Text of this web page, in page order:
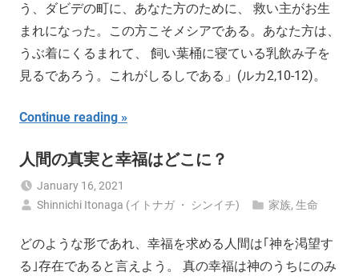
う、ダビデの町に、あなた方のために、 救い主がお生
まれになった。この方こそメシアである。あなた方は、
うぶ着にくるまれて、 飼い葉桶に寝ている乳飲み子を
見るであろう。これがしるしである」(ルカ2,10-12)。
Continue reading
人間の真実と幸福はどこに？
January 16, 2021
Shinnichi Itonaga (イトナガ ・ シンイチ)
家族,生命
どのような形であれ、幸福を求める人間は｢神を渇望す
る｣存在であると言えよう。 真の幸福は神のうちにのみ